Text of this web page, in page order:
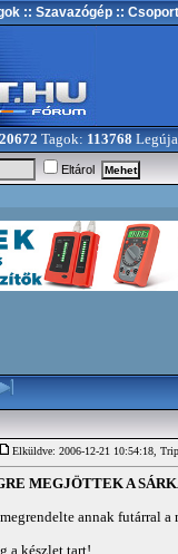
:: Szavazógép ::
20672 Tagok: 113768
Eltárol
Elküldve: 2006-12-21 10:54:18,
MEGJÖTTEK A
annak futárral a
a készlet tart!